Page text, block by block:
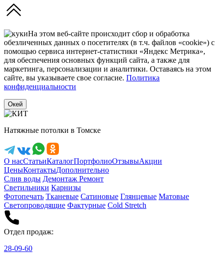
На этом веб-сайте происходит сбор и обработка
обезличенных данных о посетителях (в т.ч. файлов «cookie») с
помощью сервиса интернет-статистики «Яндекс Метрика»,
для обеспечения основных функций сайта, а также для
маркетинга, персонализации и аналитики. Оставаясь на этом
сайте, вы указываете свое согласие. Политика
конфиденциальности
Окей
Натяжные потолки в Томске
О насСтатьиКаталогПортфолиоОтзывыАкции
ЦеныКонтактыДополнительно
Слив воды Демонтаж Ремонт
Светильники Карнизы
Фотопечать Тканевые Сатиновые Глянцевые Матовые
Светопроводящие Фактурные Cold Stretch
Отдел продаж:
28-09-60